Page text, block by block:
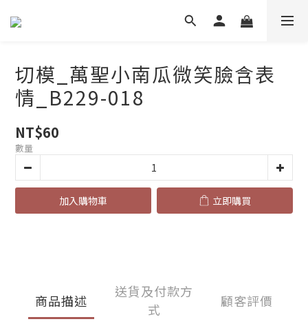
切模_萬聖小南瓜微笑臉含表
情_B229-018
NT$60
數量
加入購物車 立即購買
商品描述
送貨及付款方
式
顧客評價